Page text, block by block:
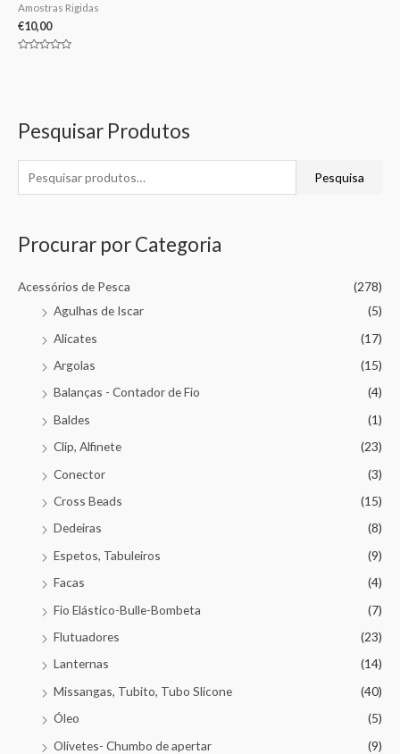
Pesquisar Produtos
Pesquisa
Procurar por Categoria
Acessórios de Pesca
(278)
Agulhas de Iscar
(5)
Alicates
(17)
Argolas
(15)
Balanças - Contador de Fio
(4)
Baldes
(1)
Clip, Alfinete
(23)
Conector
(3)
Cross Beads
(15)
Dedeiras
(8)
Espetos, Tabuleiros
(9)
Facas
(4)
Fio Elástico-Bulle-Bombeta
(7)
Flutuadores
(23)
Lanternas
(14)
Missangas, Tubito, Tubo Slicone
(40)
Óleo
(5)
Olivetes- Chumbo de apertar
(9)
Amostras Rigidas
€10,00